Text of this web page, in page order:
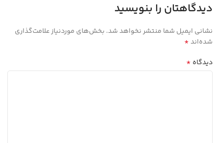
دیدگاهتان را بنویسید
نشانی ایمیل شما منتشر نخواهد شد. بخش‌های موردنیاز علامت‌گذاری
شده‌اند*
دیدگاه *